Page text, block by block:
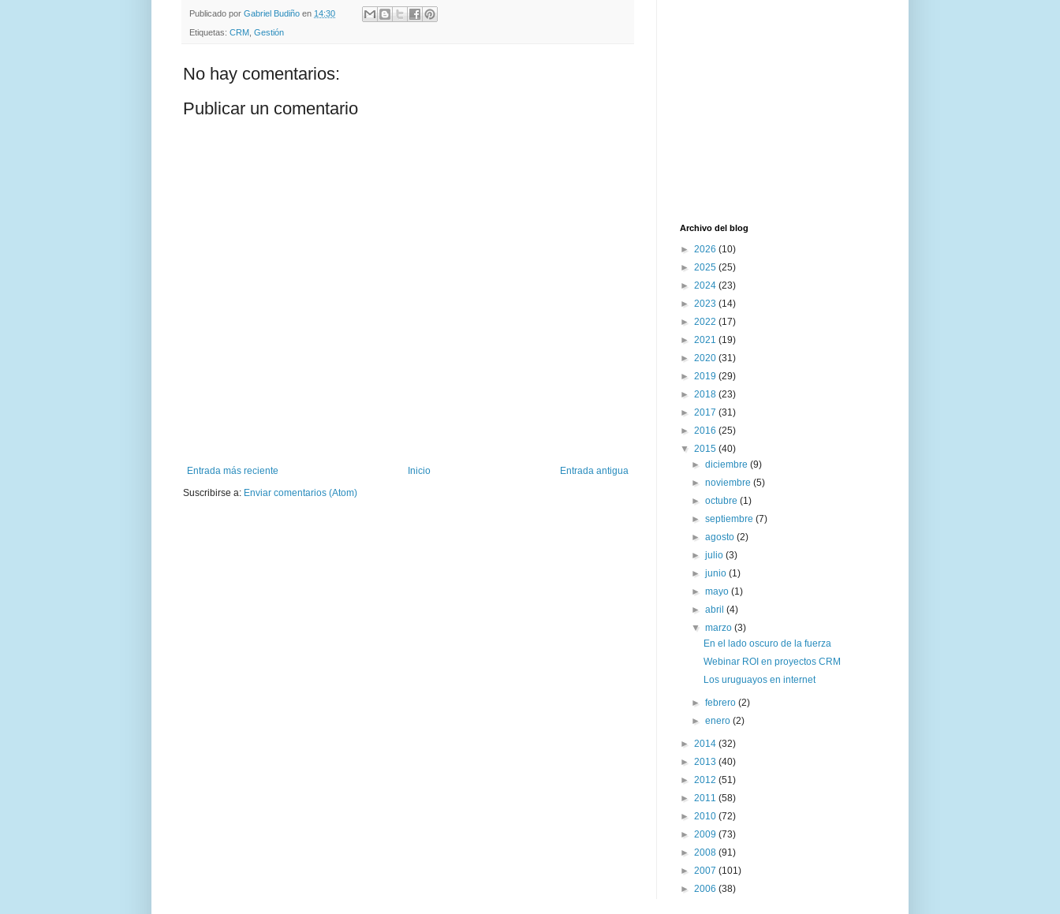
Publicado por Gabriel Budiño en 14:30
Etiquetas: CRM Gestión
No hay comentarios:
Publicar un comentario
Entrada más reciente Entrada antigua
Inicio
Suscribirse a: Enviar comentarios (Atom)
Archivo del blog
► 2026 (10)
► 2025 (25)
► 2024 (23)
► 2023 (14)
► 2022 (17)
► 2021 (19)
► 2020 (31)
► 2019 (29)
► 2018 (23)
► 2017 (31)
► 2016 (25)
▼ 2015 (40)
►diciembre(9)
►noviembre(5)
►octubre(1)
►septiembre(7)
►agosto(2)
►julio(3)
►junio(1)
►mayo(1)
►abril(4)
▼marzo(3)
En el lado oscuro de la fuerza
Webinar ROI en proyectos CRM
Los uruguayos en internet
►febrero(2)
►enero(2)
► 2014 (32)
► 2013 (40)
► 2012 (51)
► 2011 (58)
► 2010 (72)
► 2009 (73)
► 2008 (91)
► 2007 (101)
► 2006 (38)